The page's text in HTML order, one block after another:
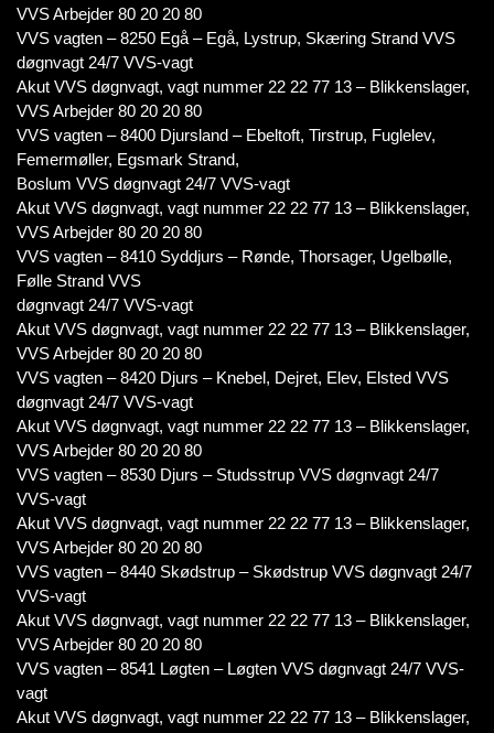
VVS Arbejder 80 20 20 80
VVS vagten – 8250 Egå – Egå, Lystrup, Skæring Strand VVS
døgnvagt 24/7 VVS-vagt
Akut VVS døgnvagt, vagt nummer 22 22 77 13 – Blikkenslager,
VVS Arbejder 80 20 20 80
VVS vagten – 8400 Djursland – Ebeltoft, Tirstrup, Fuglelev,
Femermøller, Egsmark Strand,
Boslum VVS døgnvagt 24/7 VVS-vagt
Akut VVS døgnvagt, vagt nummer 22 22 77 13 – Blikkenslager,
VVS Arbejder 80 20 20 80
VVS vagten – 8410 Syddjurs – Rønde, Thorsager, Ugelbølle,
Følle Strand VVS
døgnvagt 24/7 VVS-vagt
Akut VVS døgnvagt, vagt nummer 22 22 77 13 – Blikkenslager,
VVS Arbejder 80 20 20 80
VVS vagten – 8420 Djurs – Knebel, Dejret, Elev, Elsted VVS
døgnvagt 24/7 VVS-vagt
Akut VVS døgnvagt, vagt nummer 22 22 77 13 – Blikkenslager,
VVS Arbejder 80 20 20 80
VVS vagten – 8530 Djurs – Studsstrup VVS døgnvagt 24/7
VVS-vagt
Akut VVS døgnvagt, vagt nummer 22 22 77 13 – Blikkenslager,
VVS Arbejder 80 20 20 80
VVS vagten – 8440 Skødstrup – Skødstrup VVS døgnvagt 24/7
VVS-vagt
Akut VVS døgnvagt, vagt nummer 22 22 77 13 – Blikkenslager,
VVS Arbejder 80 20 20 80
VVS vagten – 8541 Løgten – Løgten VVS døgnvagt 24/7 VVS-
vagt
Akut VVS døgnvagt, vagt nummer 22 22 77 13 – Blikkenslager,